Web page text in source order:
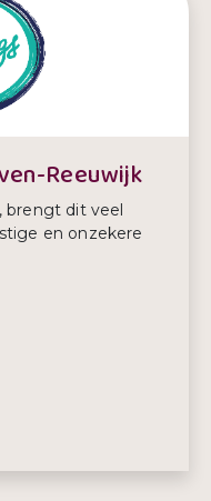
Reeuwijk
brengt dit veel
en onzekere